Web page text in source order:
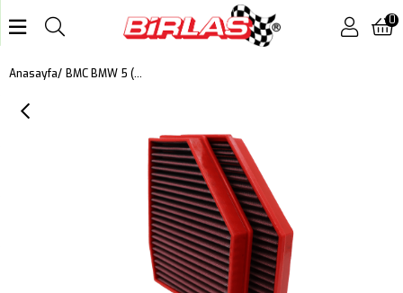
0
Anasayfa BMC BMW 5 (G30,G31,F90) M5, 8 (G14,G15,G16,F91,F92,F93) M8 KUTU İÇİ PERFORMANS HAVA FİLTRESİ FB01034